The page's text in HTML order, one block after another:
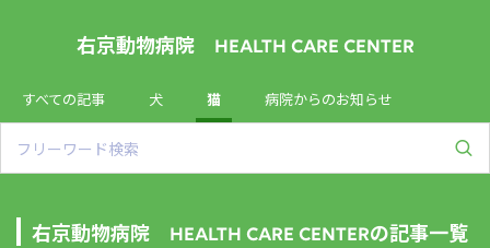
右京動物病院 HEALTH CARE CENTER
すべての記事 犬 猫 病院からのお知らせ
右京動物病院 HEALTH CARE CENTERの記事一覧